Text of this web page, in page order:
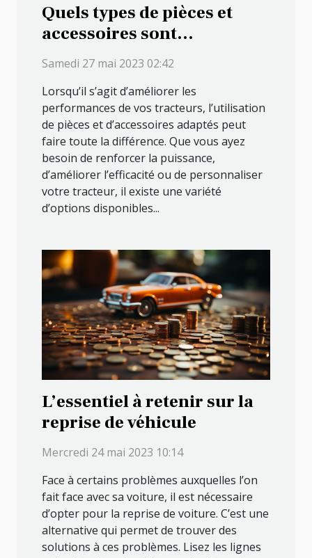
Quels types de pièces et
accessoires sont
disponibles pour améliorer
les performances de vos
machines agricoles ?
Samedi 27 mai 2023 02:42
Lorsqu’il s’agit d’améliorer les
performances de vos tracteurs, l’utilisation
de pièces et d’accessoires adaptés peut
faire toute la différence. Que vous ayez
besoin de renforcer la puissance,
d’améliorer l’efficacité ou de personnaliser
votre tracteur, il existe une variété
d’options disponibles...
L’essentiel à retenir sur la
reprise de véhicule
Mercredi 24 mai 2023 10:14
Face à certains problèmes auxquelles l’on
fait face avec sa voiture, il est nécessaire
d’opter pour la reprise de voiture. C’est une
alternative qui permet de trouver des
solutions à ces problèmes. Lisez les lignes